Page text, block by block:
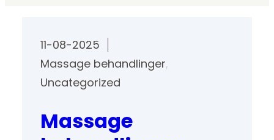
11-08-2025
Massage behandlinger
Uncategorized
Massage